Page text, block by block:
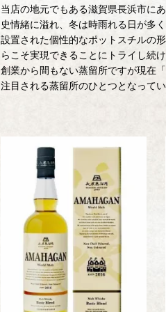
当店の地元でもある滋賀県長浜市に
史情緒に溢れ、冬は時雨れる日が多
設置された個性的なポットスチルの
らこそ実現できることにトライし続
創業から間もない蒸留所ですが現在
注目される蒸留所のひとつとなってい